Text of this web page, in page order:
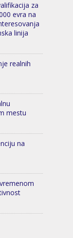
za
evra na
linija
realnih
mestu
na